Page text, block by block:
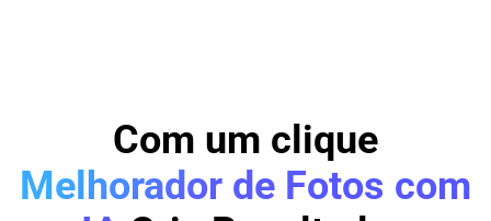
Com um clique
Melhorador de Fotos com